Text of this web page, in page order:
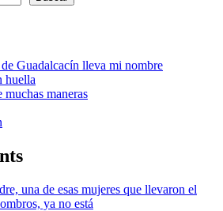
Guadalcacín lleva mi nombre
huella
muchas maneras
una de esas mujeres que llevaron el
ya no está